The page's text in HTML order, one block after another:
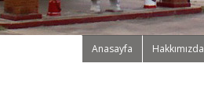
Anasayfa Hakkımızda